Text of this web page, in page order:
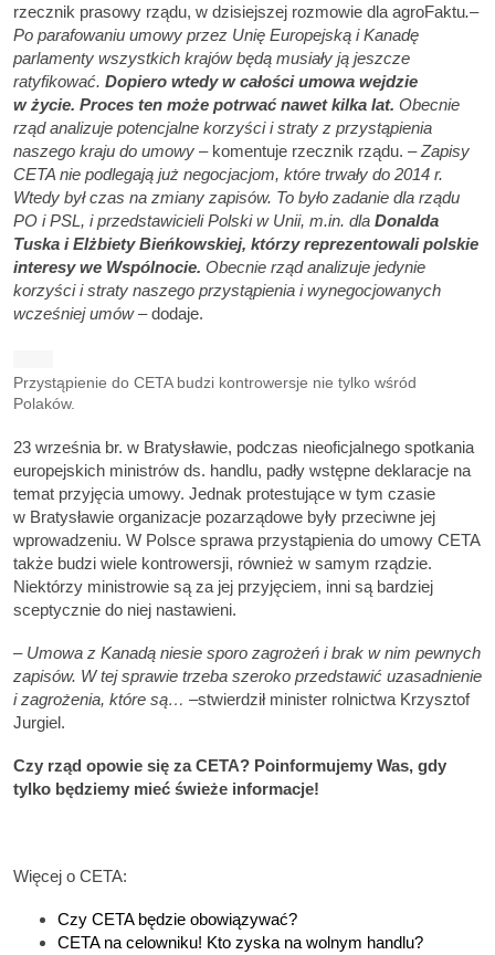
rzecznik prasowy rządu, w dzisiejszej rozmowie dla agroFaktu.–
Po parafowaniu umowy przez Unię Europejską i Kanadę
parlamenty wszystkich krajów będą musiały ją jeszcze
ratyfikować. Dopiero wtedy w całości umowa wejdzie
w życie. Proces ten może potrwać nawet kilka lat. Obecnie
rząd analizuje potencjalne korzyści i straty z przystąpienia
naszego kraju do umowy – komentuje rzecznik rządu. –Zapisy
CETA nie podlegają już negocjacjom, które trwały do 2014 r.
Wtedy był czas na zmiany zapisów. To było zadanie dla rządu
PO i PSL, i przedstawicieli Polski w Unii, m.in. dla Donalda
Tuska i Elżbiety Bieńkowskiej, którzy reprezentowali polskie
interesy we Wspólnocie. Obecnie rząd analizuje jedynie
korzyści i straty naszego przystąpienia i wynegocjowanych
wcześniej umów– dodaje.
Przystąpienie do CETA budzi kontrowersje nie tylko wśród
Polaków.
23 września br. w Bratysławie, podczas nieoficjalnego spotkania
europejskich ministrów ds. handlu, padły wstępne deklaracje na
temat przyjęcia umowy. Jednak protestujące w tym czasie
w Bratysławie organizacje pozarządowe były przeciwne jej
wprowadzeniu. W Polsce sprawa przystąpienia do umowy CETA
także budzi wiele kontrowersji, również w samym rządzie.
Niektórzy ministrowie są za jej przyjęciem, inni są bardziej
sceptycznie do niej nastawieni.
– Umowa z Kanadą niesie sporo zagrożeń i brak w nim pewnych
zapisów. W tej sprawie trzeba szeroko przedstawić uzasadnienie
i zagrożenia, które są… –stwierdził minister rolnictwa Krzysztof
Jurgiel.
Czy rząd opowie się za CETA? Poinformujemy Was, gdy
tylko będziemy mieć świeże informacje!
Więcej o CETA:
Czy CETA będzie obowiązywać?
CETA na celowniku! Kto zyska na wolnym handlu?